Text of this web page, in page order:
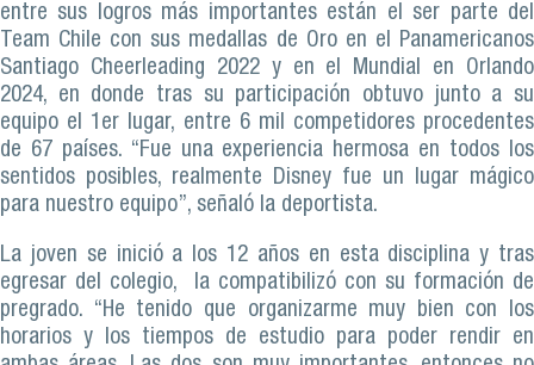
entre sus logros más importantes están el ser parte del
Team Chile con sus medallas de Oro en el Panamericanos
Santiago Cheerleading 2022 y en el Mundial en Orlando
2024, en donde tras su participación obtuvo junto a su
equipo el 1er lugar, entre 6 mil competidores procedentes
de 67 países. “Fue una experiencia hermosa en todos los
sentidos posibles, realmente Disney fue un lugar mágico
para nuestro equipo”, señaló la deportista.
La joven se inició a los 12 años en esta disciplina y tras
egresar del colegio, la compatibilizó con su formación de
pregrado. “He tenido que organizarme muy bien con los
horarios y los tiempos de estudio para poder rendir en